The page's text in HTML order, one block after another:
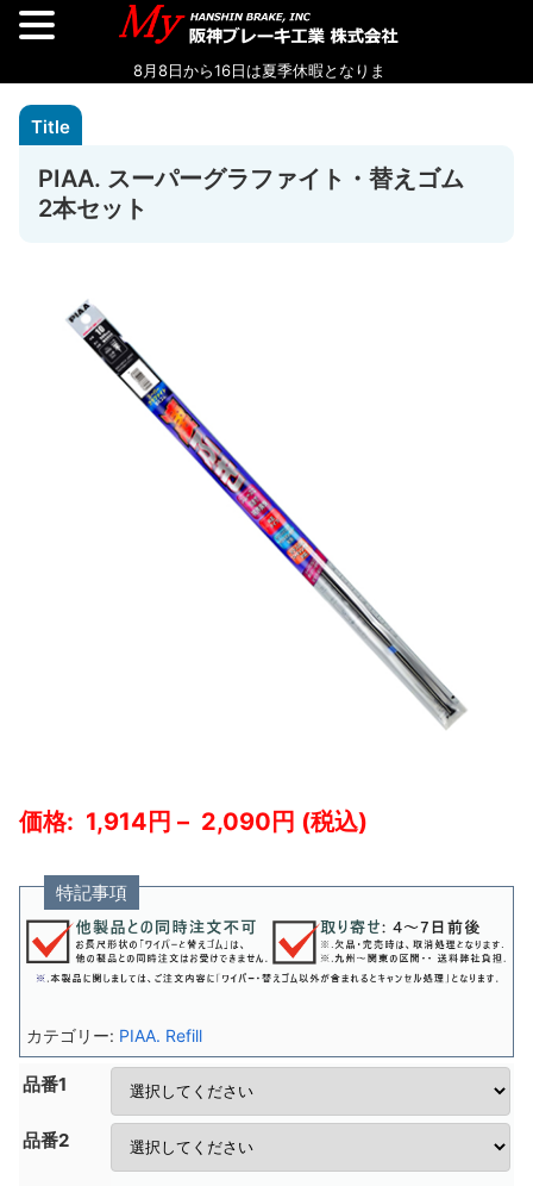
PIAA. スーパーグラファイト・替えゴム
2本セット
1,914 – 2,090
特記事項
品番1
品番2
カテゴリー: PIAA. Refill